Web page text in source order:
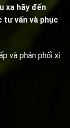
xa hãy đến
tư vấn và phục
và phân phối xì